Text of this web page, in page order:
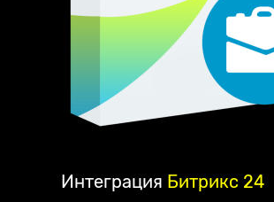
Интеграция Битрикс 24